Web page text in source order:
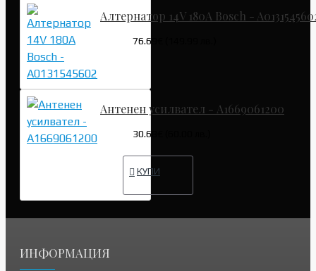
Алтернатор 14V 180A Bosch -
76.69€ (149.99 лв.)
Антенен усилвател - A1669061200
30.68€ (60.00 лв.)
КУПИ
ИНФОРМАЦИЯ